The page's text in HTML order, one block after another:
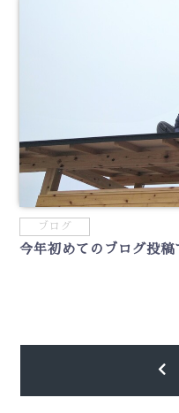
ブログ
今年初めてのブログ投